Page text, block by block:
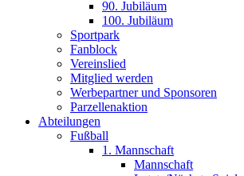
90. Jubiläum
100. Jubiläum
Sportpark
Fanblock
Vereinslied
Mitglied werden
Werbepartner und Sponsoren
Parzellenaktion
Abteilungen
Fußball
1. Mannschaft
Mannschaft